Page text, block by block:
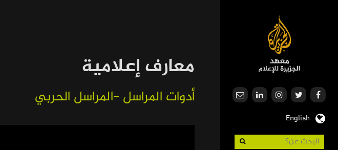
English
معارف إعلامية
أدوات المراسل -المراسل الحربي